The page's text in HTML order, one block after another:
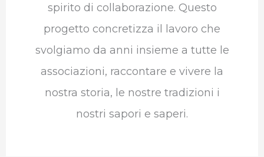
spirito di collaborazione. Questo
progetto concretizza il lavoro che
svolgiamo da anni insieme a tutte le
associazioni, raccontare e vivere la
nostra storia, le nostre tradizioni i
nostri sapori e saperi.